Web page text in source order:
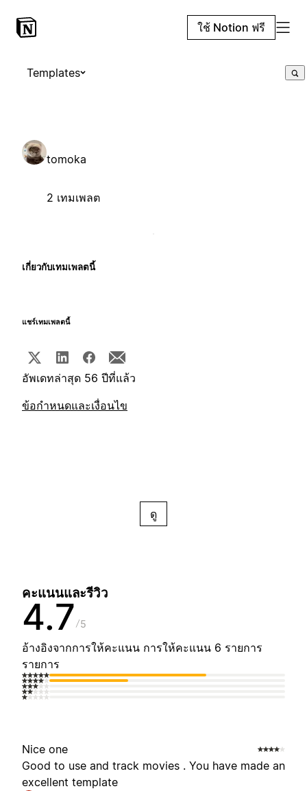
ใช้ Notion ฟรี
Templates
tomoka
2 เทมเพลต
เกี่ยวกับเทมเพลตนี้
แชร์เทมเพลตนี้
อัพเดทล่าสุด 56 ปีที่แล้ว
ข้อกำหนดและเงื่อนไข
ดู
คะแนนและรีวิว
4.7 5
อ้างอิงจากการให้คะแนน การให้คะแนน 6 รายการ
รายการ
Nice one
Good to use and track movies . You have made an
excellent template